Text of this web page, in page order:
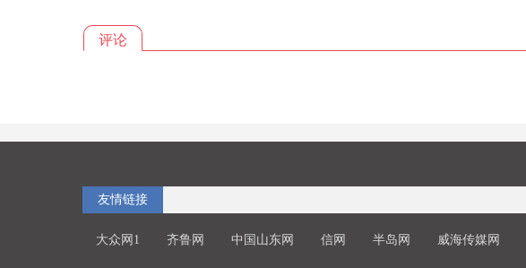
评论
友情链接
大众网1 齐鲁网 中国山东网 信网 半岛网 威海传媒网